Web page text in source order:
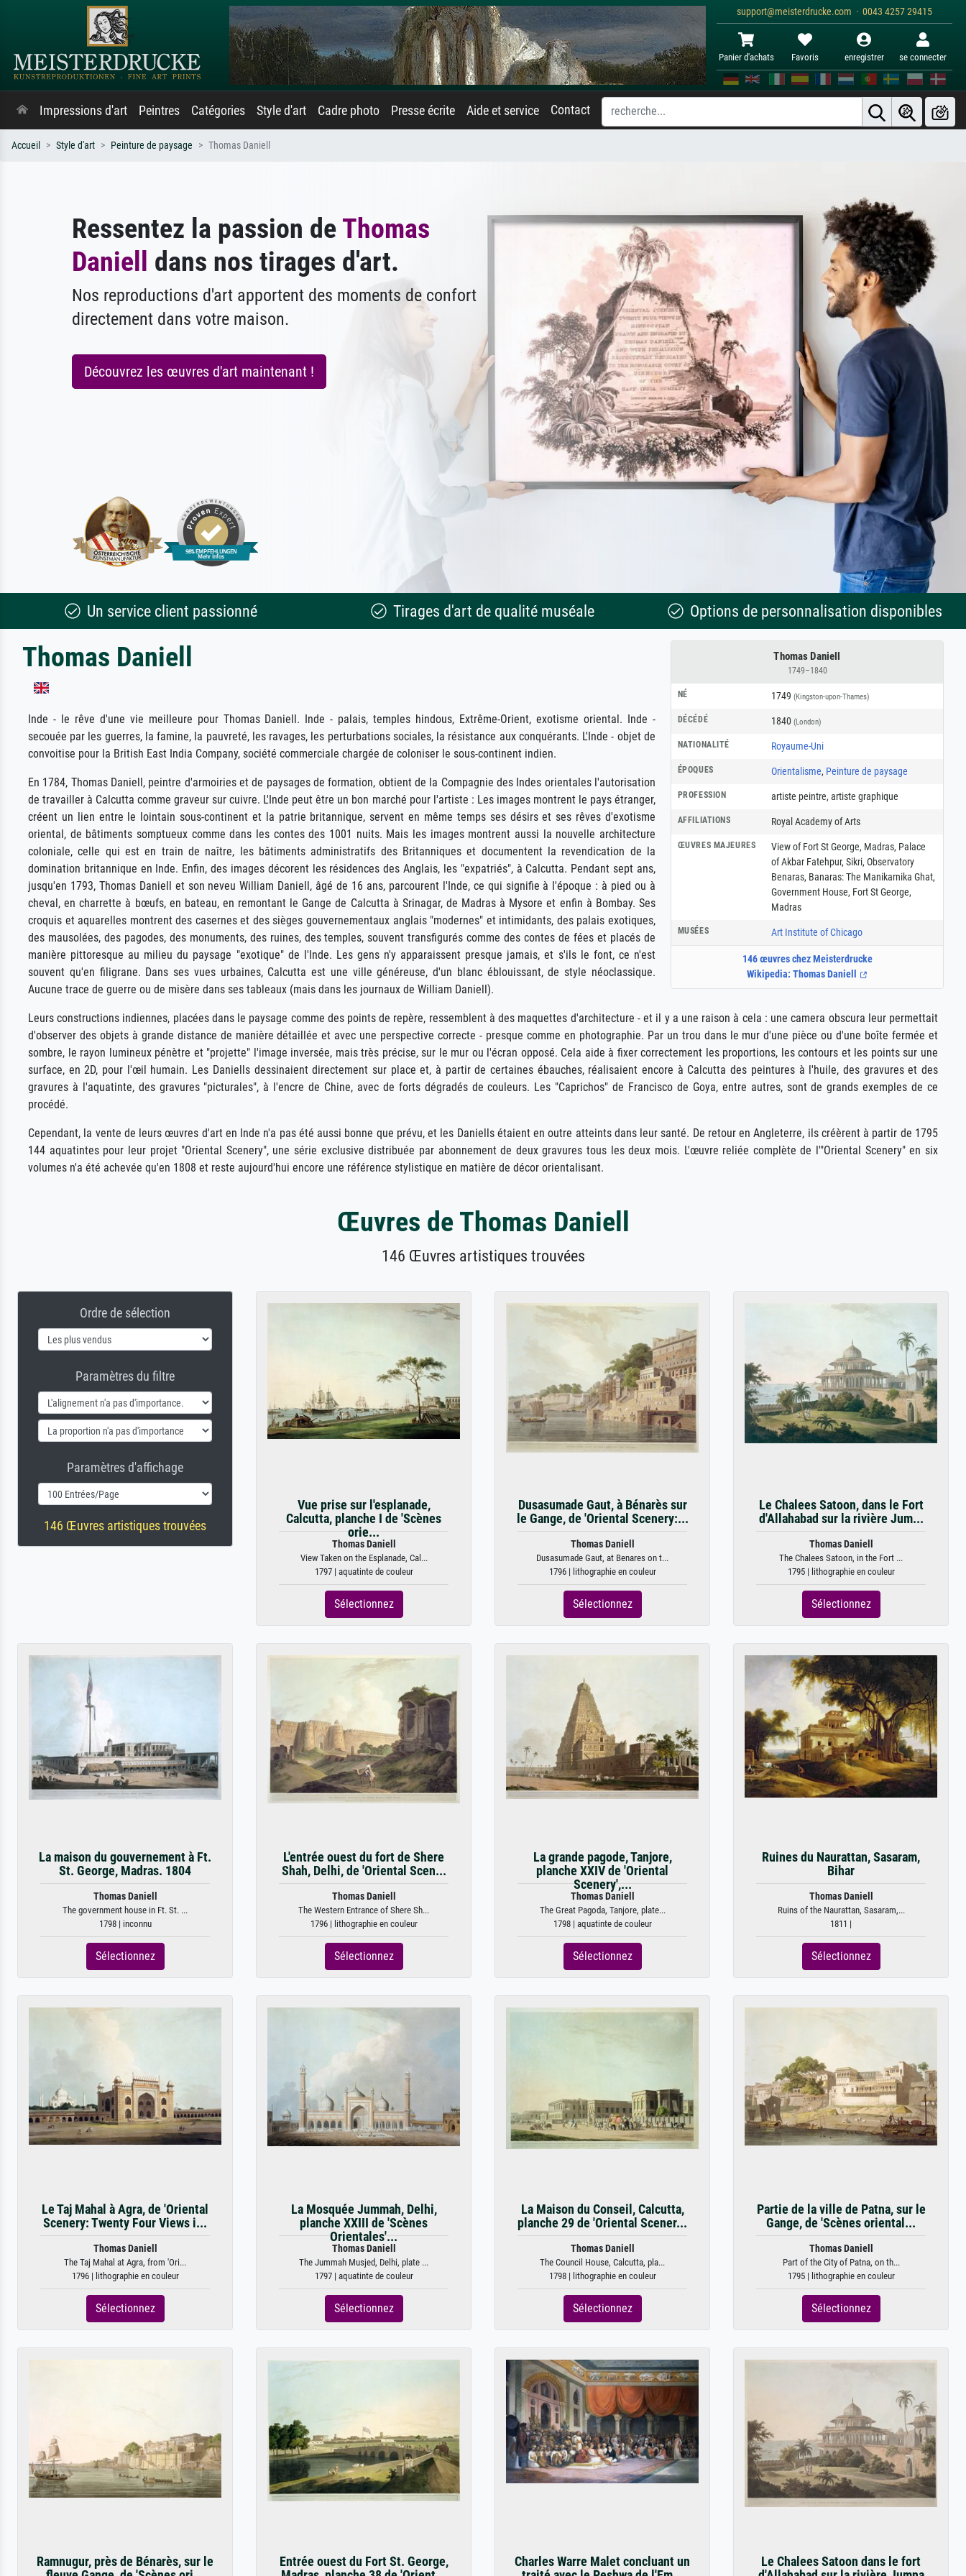
support@meisterdrucke.com · 0043 4257 29415
Panier d'achats Favoris enregistrer se connecter
Impressions d'art Peintres Catégories Style d'art Cadre photo Presse écrite Aide et service Contact
Accueil Style d'art Peinture de paysage Thomas Daniell
Ressentez la passion de Thomas
Daniell dans nos tirages d'art.
Nos reproductions d'art apportent des moments de confort
directement dans votre maison.
Découvrez les œuvres d'art maintenant !
Un service client passionné Tirages d'art de qualité muséale Options de personnalisation disponibles
Thomas Daniell
1749–1840
NÉ 1749 (Kingston-upon-Thames)
DÉCÉDÉ 1840 (London)
NATIONALITÉ Royaume-Uni
ÉPOQUES Orientalisme, Peinture de paysage
PROFESSION artiste peintre, artiste graphique
AFFILIATIONS Royal Academy of Arts
ŒUVRES MAJEURES
View of Fort St George, Madras, Palace
of Akbar Fatehpur, Sikri, Observatory
Benaras, Banaras: The Manikarnika Ghat,
Government House, Fort St George,
Madras
MUSÉES Art Institute of Chicago
146 œuvres chez Meisterdrucke
Wikipedia: Thomas Daniell
Thomas Daniell
Inde - le rêve d'une vie meilleure pour Thomas Daniell. Inde - palais, temples hindous, Extrême-Orient, exotisme oriental. Inde -
secouée par les guerres, la famine, la pauvreté, les ravages, les perturbations sociales, la résistance aux conquérants. L'Inde - objet de
convoitise pour la British East India Company, société commerciale chargée de coloniser le sous-continent indien.
En 1784, Thomas Daniell, peintre d'armoiries et de paysages de formation, obtient de la Compagnie des Indes orientales l'autorisation
de travailler à Calcutta comme graveur sur cuivre. L'Inde peut être un bon marché pour l'artiste : Les images montrent le pays étranger,
créent un lien entre le lointain sous-continent et la patrie britannique, servent en même temps ses désirs et ses rêves d'exotisme
oriental, de bâtiments somptueux comme dans les contes des 1001 nuits. Mais les images montrent aussi la nouvelle architecture
coloniale, celle qui est en train de naître, les bâtiments administratifs des Britanniques et documentent la revendication de la
domination britannique en Inde. Enfin, des images décorent les résidences des Anglais, les "expatriés", à Calcutta. Pendant sept ans,
jusqu'en 1793, Thomas Daniell et son neveu William Daniell, âgé de 16 ans, parcourent l'Inde, ce qui signifie à l'époque : à pied ou à
cheval, en charrette à bœufs, en bateau, en remontant le Gange de Calcutta à Srinagar, de Madras à Mysore et enfin à Bombay. Ses
croquis et aquarelles montrent des casernes et des sièges gouvernementaux anglais "modernes" et intimidants, des palais exotiques,
des mausolées, des pagodes, des monuments, des ruines, des temples, souvent transfigurés comme des contes de fées et placés de
manière pittoresque au milieu du paysage "exotique" de l'Inde. Les gens n'y apparaissent presque jamais, et s'ils le font, ce n'est
souvent qu'en filigrane. Dans ses vues urbaines, Calcutta est une ville généreuse, d'un blanc éblouissant, de style néoclassique.
Aucune trace de guerre ou de misère dans ses tableaux (mais dans les journaux de William Daniell).
Leurs constructions indiennes, placées dans le paysage comme des points de repère, ressemblent à des maquettes d'architecture - et il y a une raison à cela : une camera obscura leur permettait
d'observer des objets à grande distance de manière détaillée et avec une perspective correcte - presque comme en photographie. Par un trou dans le mur d'une pièce ou d'une boîte fermée et
sombre, le rayon lumineux pénètre et "projette" l'image inversée, mais très précise, sur le mur ou l'écran opposé. Cela aide à fixer correctement les proportions, les contours et les points sur une
surface, en 2D, pour l'œil humain. Les Daniells dessinaient directement sur place et, à partir de certaines ébauches, réalisaient encore à Calcutta des peintures à l'huile, des gravures et des
gravures à l'aquatinte, des gravures "picturales", à l'encre de Chine, avec de forts dégradés de couleurs. Les "Caprichos" de Francisco de Goya, entre autres, sont de grands exemples de ce
procédé.
Cependant, la vente de leurs œuvres d'art en Inde n'a pas été aussi bonne que prévu, et les Daniells étaient en outre atteints dans leur santé. De retour en Angleterre, ils créèrent à partir de 1795
144 aquatintes pour leur projet "Oriental Scenery", une série exclusive distribuée par abonnement de deux gravures tous les deux mois. L'œuvre reliée complète de l'"Oriental Scenery" en six
volumes n'a été achevée qu'en 1808 et reste aujourd'hui encore une référence stylistique en matière de décor orientalisant.
Œuvres de Thomas Daniell
146 Œuvres artistiques trouvées
Ordre de sélection
Paramètres du filtre
Paramètres d'affichage
146 Œuvres artistiques trouvées
Vue prise sur l'esplanade,
Calcutta, planche I de 'Scènes
orie...
Thomas Daniell
View Taken on the Esplanade, Cal...
1797 | aquatinte de couleur
Sélectionnez
Dusasumade Gaut, à Bénarès sur
le Gange, de 'Oriental Scenery:...
Thomas Daniell
Dusasumade Gaut, at Benares on t...
1796 | lithographie en couleur
Sélectionnez
Le Chalees Satoon, dans le Fort
d'Allahabad sur la rivière Jum...
Thomas Daniell
The Chalees Satoon, in the Fort ...
1795 | lithographie en couleur
Sélectionnez
La maison du gouvernement à Ft.
St. George, Madras. 1804
Thomas Daniell
The government house in Ft. St. ...
1798 | inconnu
Sélectionnez
L'entrée ouest du fort de Shere
Shah, Delhi, de 'Oriental Scen...
Thomas Daniell
The Western Entrance of Shere Sh...
1796 | lithographie en couleur
Sélectionnez
La grande pagode, Tanjore,
planche XXIV de 'Oriental
Scenery',...
Thomas Daniell
The Great Pagoda, Tanjore, plate...
1798 | aquatinte de couleur
Sélectionnez
Ruines du Naurattan, Sasaram,
Bihar
Thomas Daniell
Ruins of the Naurattan, Sasaram,...
1811 |
Sélectionnez
Le Taj Mahal à Agra, de 'Oriental
Scenery: Twenty Four Views i...
Thomas Daniell
The Taj Mahal at Agra, from 'Ori...
1796 | lithographie en couleur
Sélectionnez
La Mosquée Jummah, Delhi,
planche XXIII de 'Scènes
Orientales'...
Thomas Daniell
The Jummah Musjed, Delhi, plate ...
1797 | aquatinte de couleur
Sélectionnez
La Maison du Conseil, Calcutta,
planche 29 de 'Oriental Scener...
Thomas Daniell
The Council House, Calcutta, pla...
1798 | lithographie en couleur
Sélectionnez
Partie de la ville de Patna, sur le
Gange, de 'Scènes oriental...
Thomas Daniell
Part of the City of Patna, on th...
1795 | lithographie en couleur
Sélectionnez
Ramnugur, près de Bénarès, sur le
Entrée ouest du Fort St. George,
Charles Warre Malet concluant un
Le Chalees Satoon dans le fort